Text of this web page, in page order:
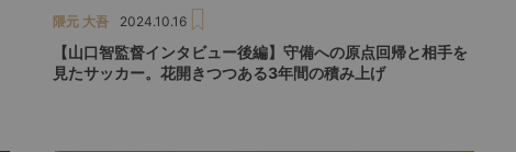
隈元 大吾 2024.10.16
【山口智監督インタビュー後編】守備への原点回帰と相手を
見たサッカー。花開きつつある3年間の積み上げ